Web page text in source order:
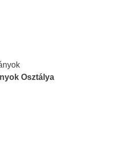
Osztálya